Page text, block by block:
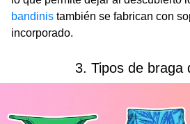
bandinis también se fabrican con
incorporado.
3. Tipos de braga